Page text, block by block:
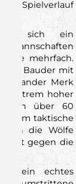
Spielverlauf
sich ein
Mannschaften
mehrfach.
Tim Bauder mit
Merk
extrem hoher
über 60
kaum taktische
doch die Wölfe
gegen die
ein echtes